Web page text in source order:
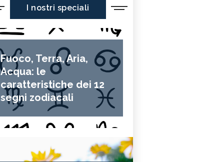
I nostri speciali
Fuoco, Terra, Aria,
Acqua: le
caratteristiche dei 12
segni zodiacali